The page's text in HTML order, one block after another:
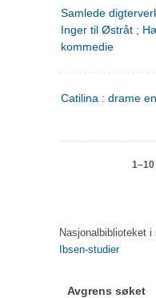
Samlede
Inger til Østråt ;
kommedie
Catilina : drame
Nasjonalbiblioteket i
Ibsen-studier
Avgrens søket